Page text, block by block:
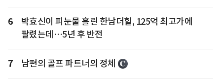
6
박효신이 피눈물 흘린 한남더힐, 125억 최고가에
팔렸는데…5년 후 반전
7 남편의 골프 파트너의 정체